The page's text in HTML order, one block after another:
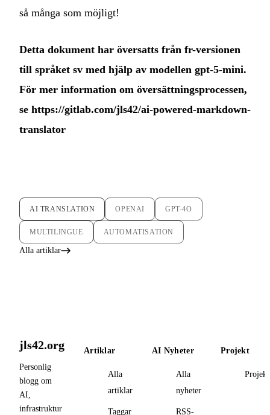
så många som möjligt!
Detta dokument har översatts från fr-versionen
till språket sv med hjälp av modellen gpt-5-mini.
För mer information om översättningsprocessen,
se https://gitlab.com/jls42/ai-powered-markdown-
translator
AI TRANSLATION OPENAI GPT-4O
MULTILINGUE AUTOMATISATION
Alla artiklar
jls42.org
Personlig
blogg om
AI,
infrastruktur
Artiklar
Alla
artiklar
Taggar
AI Nyheter
Alla
nyheter
RSS-
Projekt
Projekt